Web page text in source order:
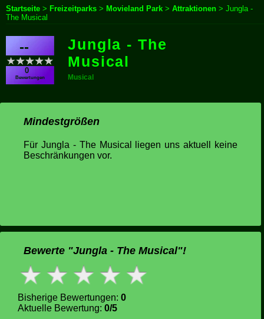
Startseite > Freizeitparks > Movieland Park > Attraktionen > Jungla -
The Musical
--
0
Bewertungen
Jungla - The
Musical
Musical
Mindestgrößen
Für Jungla - The Musical liegen uns aktuell keine
Beschränkungen vor.
Bewerte "Jungla - The Musical"!
Bisherige Bewertungen: 0
Aktuelle Bewertung: 0/5